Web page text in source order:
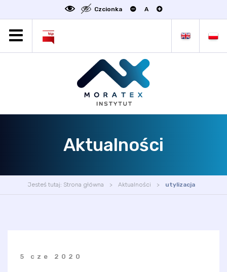
Czcionka A
OGŁOSZENIA
DEKLARACJA DOSTĘPNOŚCI
Aktualności
Jesteś tutaj: Strona główna Aktualności utylizacja
5 cze 2020